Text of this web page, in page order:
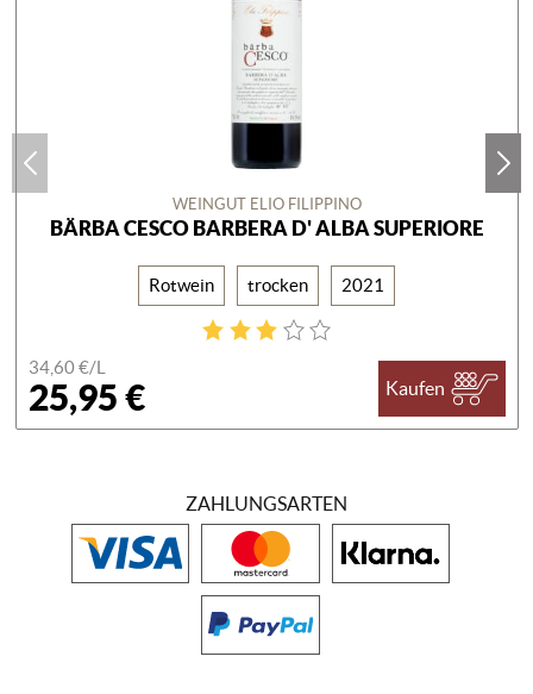
WEINGUT ELIO FILIPPINO
BÄRBA CESCO BARBERA D' ALBA SUPERIORE
Rotwein trocken 2021
34,60 €/L
25,95 € Kaufen
ZAHLUNGSARTEN